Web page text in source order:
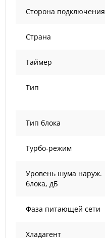
Сторона подключения
Страна
Таймер
Тип
Тип блока
Турбо-режим
Уровень шума наруж.
блока, дБ
Фаза питающей сети
Хладагент